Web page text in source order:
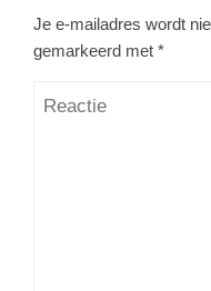
Je e-mailadres wordt
gemarkeerd met *